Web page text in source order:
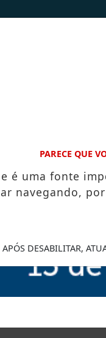
INICIA
do Sul,
PARECE QUE
é uma fonte
navegando,
APÓS DESABILITAR,